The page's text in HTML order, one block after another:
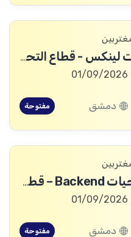
مدير/ة مخدمات لينكس - قطاع التحول الرقمي
دمشق مفتوحة
مهندس/ة برمجيات Backend – قطاع التحول الرقمي
دمشق مفتوحة